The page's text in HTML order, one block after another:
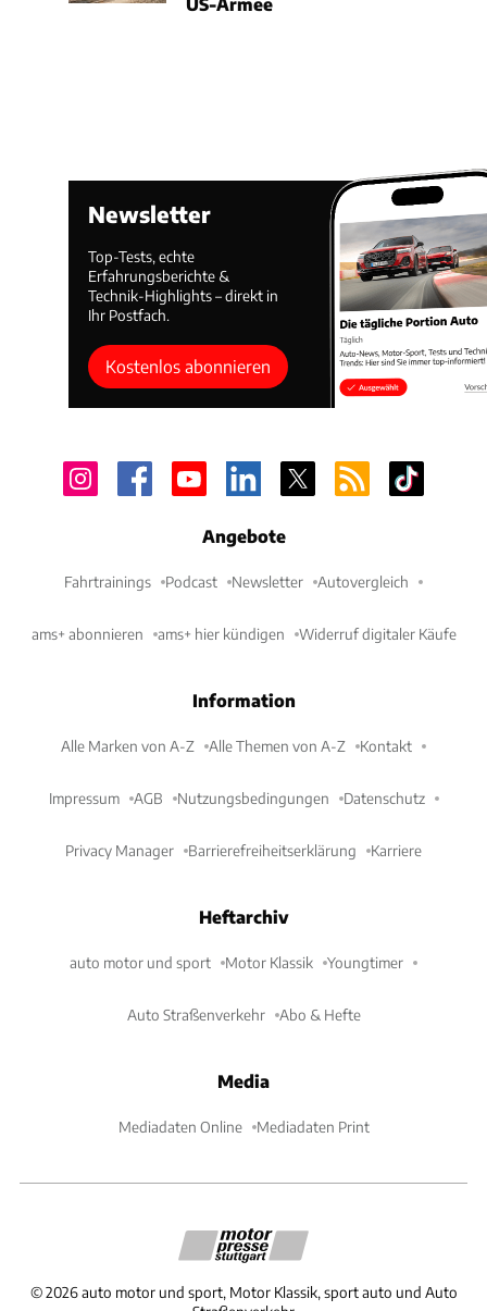
Newsletter
Top-Tests, echte
Erfahrungsberichte &
Technik-Highlights – direkt in
Ihr Postfach.
Kostenlos abonnieren
Angebote
Fahrtrainings Podcast Newsletter Autovergleich
ams+ abonnieren ams+ hier kündigen Widerruf digitaler Käufe
Information
Alle Marken von A-Z Alle Themen von A-Z Kontakt
Impressum AGB Nutzungsbedingungen Datenschutz
Privacy Manager Barrierefreiheitserklärung Karriere
Heftarchiv
auto motor und sport Motor Klassik Youngtimer
Auto Straßenverkehr Abo & Hefte
Media
Mediadaten Online Mediadaten Print
©2026 auto motor und sport, Motor Klassik, sport auto und Auto